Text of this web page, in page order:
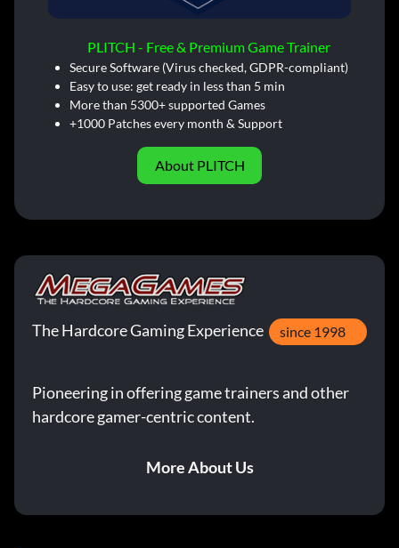
PLITCH - Free & Premium Game Trainer
Secure Software (Virus checked, GDPR-compliant)
Easy to use: get ready in less than 5 min
More than 5300+ supported Games
+1000 Patches every month & Support
About PLITCH
The Hardcore Gaming Experience since 1998
Pioneering in offering game trainers and other
hardcore gamer-centric content.
More About Us